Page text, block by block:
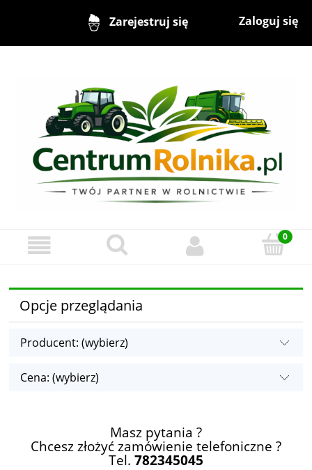
Zarejestruj się Zaloguj się
Opcje przeglądania
Producent: (wybierz)
Cena: (wybierz)
Masz pytania ?
Chcesz złożyć zamówienie telefoniczne ?
Tel. 782345045